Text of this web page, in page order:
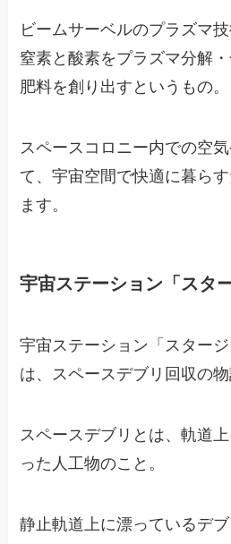
ビームサーベルのプラズマ
窒素と酸素をプラズマ分解
肥料を創り出すというもの。
スペースコロニー内での空
て、宇宙空間で快適に暮ら
ます。
宇宙ステーション「スタ
宇宙ステーション「スター
は、スペースデブリ回収の物
スペースデブリとは、軌道
った人工物のこと。
静止軌道上に漂っているデ